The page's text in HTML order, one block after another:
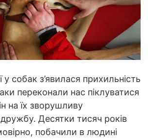
у собак з’явилася прихильність
переконали нас піклуватися
на їх зворушливу
дружбу. Десятки тисяч років
побачили в людині